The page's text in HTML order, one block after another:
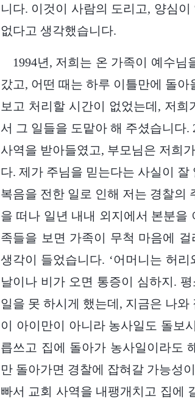
니다. 이것이 사람의 도리고, 양심
없다고 생각했습니다.
1994년, 저희는 온 가족이 예수
갔고, 어떤 때는 하루 이틀만에 돌
보고 처리할 시간이 없었는데, 저
서 그 일들을 도맡아 해 주셨습니다.
사역을 받아들였고, 부모님은 저희
다. 제가 주님을 믿는다는 사실이
복음을 전한 일로 인해 저는 경찰의
을 떠나 일년 내내 외지에서 본분을
족들을 보면 가족이 무척 마음에
생각이 들었습니다. ‘어머니는 허
날이나 비가 오면 통증이 심하지.
일을 못 하시게 했는데, 지금은 나
이 아이만이 아니라 농사일도 돌보
릅쓰고 집에 돌아가 농사일이라도
만 돌아가면 경찰에 잡혀갈 가능성
빠서 교회 사역을 내팽개치고 집에